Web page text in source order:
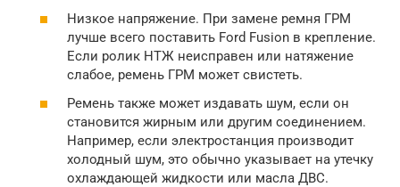
Низкое напряжение. При замене ремня ГРМ
лучше всего поставить Ford Fusion в крепление.
Если ролик НТЖ неисправен или натяжение
слабое, ремень ГРМ может свистеть.
Ремень также может издавать шум, если он
становится жирным или другим соединением.
Например, если электростанция производит
холодный шум, это обычно указывает на утечку
охлаждающей жидкости или масла ДВС.